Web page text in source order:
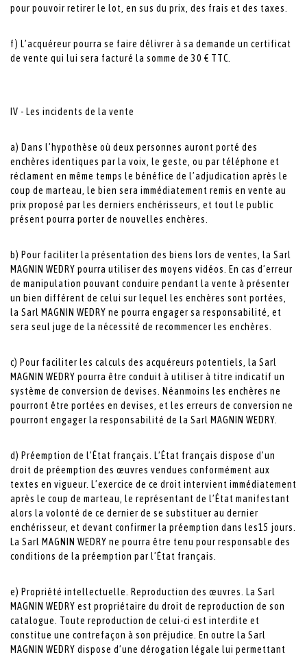
pour pouvoir retirer le lot, en sus du prix, des frais et des taxes.
f) L’acquéreur pourra se faire délivrer à sa demande un certificat
de vente qui lui sera facturé la somme de 30 € TTC.
IV - Les incidents de la vente
a) Dans l’hypothèse où deux personnes auront porté des
enchères identiques par la voix, le geste, ou par téléphone et
réclament en même temps le bénéfice de l’adjudication après le
coup de marteau, le bien sera immédiatement remis en vente au
prix proposé par les derniers enchérisseurs, et tout le public
présent pourra porter de nouvelles enchères.
b) Pour faciliter la présentation des biens lors de ventes, la Sarl
MAGNIN WEDRY pourra utiliser des moyens vidéos. En cas d’erreur
de manipulation pouvant conduire pendant la vente à présenter
un bien différent de celui sur lequel les enchères sont portées,
la Sarl MAGNIN WEDRY ne pourra engager sa responsabilité, et
sera seul juge de la nécessité de recommencer les enchères.
c) Pour faciliter les calculs des acquéreurs potentiels, la Sarl
MAGNIN WEDRY pourra être conduit à utiliser à titre indicatif un
système de conversion de devises. Néanmoins les enchères ne
pourront être portées en devises, et les erreurs de conversion ne
pourront engager la responsabilité de la Sarl MAGNIN WEDRY.
d) Préemption de l’État français. L’État français dispose d’un
droit de préemption des œuvres vendues conformément aux
textes en vigueur. L’exercice de ce droit intervient immédiatement
après le coup de marteau, le représentant de l’État manifestant
alors la volonté de ce dernier de se substituer au dernier
enchérisseur, et devant confirmer la préemption dans les15 jours.
La Sarl MAGNIN WEDRY ne pourra être tenu pour responsable des
conditions de la préemption par l’État français.
e) Propriété intellectuelle. Reproduction des œuvres. La Sarl
MAGNIN WEDRY est propriétaire du droit de reproduction de son
catalogue. Toute reproduction de celui-ci est interdite et
constitue une contrefaçon à son préjudice. En outre la Sarl
MAGNIN WEDRY dispose d’une dérogation légale lui permettant